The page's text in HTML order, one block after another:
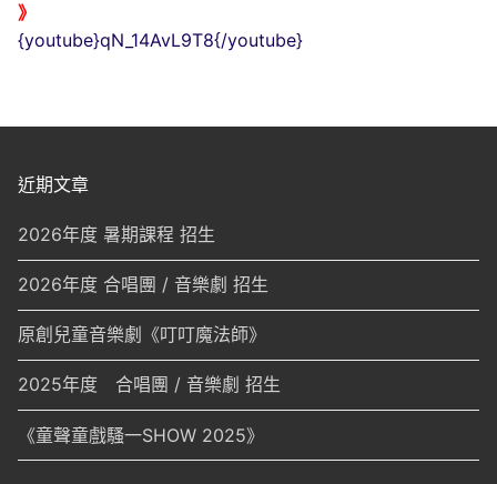
》
{youtube}qN_14AvL9T8{/youtube}
近期文章
2026年度 暑期課程 招生
2026年度 合唱團 / 音樂劇 招生
原創兒童音樂劇《叮叮魔法師》
2025年度 合唱團 / 音樂劇 招生
《童聲童戲騷一SHOW 2025》